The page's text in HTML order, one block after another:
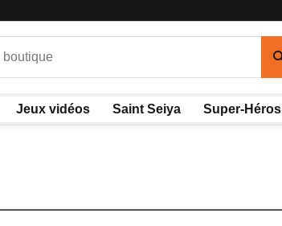
Jeux vidéos Saint Seiya Super-Héros